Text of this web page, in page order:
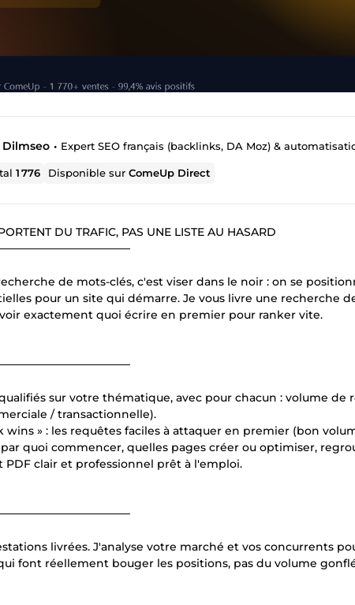
Dilmseo • Expert SEO français (backlinks, DA Moz) &
1 776 Disponible surComeUp Direct
DU TRAFIC, PAS UNE LISTE AU HASARD
de mots-clés, c'est viser dans le noir : on se
pour un site qui démarre. Je vous livre une recherche
exactement quoi écrire en premier pour ranker vite.
sur votre thématique, avec pour chacun : volume
/ transactionnelle).
wins » : les requêtes faciles à attaquer en premier (bon
quoi commencer, quelles pages créer ou optimiser,
PDF clair et professionnel prêt à l'emploi.
livrées. J'analyse votre marché et vos concurrents
font réellement bouger les positions, pas du volume